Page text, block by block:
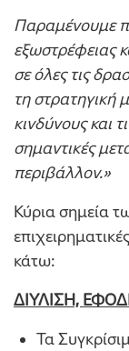
Παραμένουμε
εξωστρέφειας
σε όλες τις
τη στρατηγική
κινδύνους και
σημαντικές
περιβάλλον.»
Κύρια σημεία
κάτω:
ΔΙΥΛΙΣΗ,
Τα